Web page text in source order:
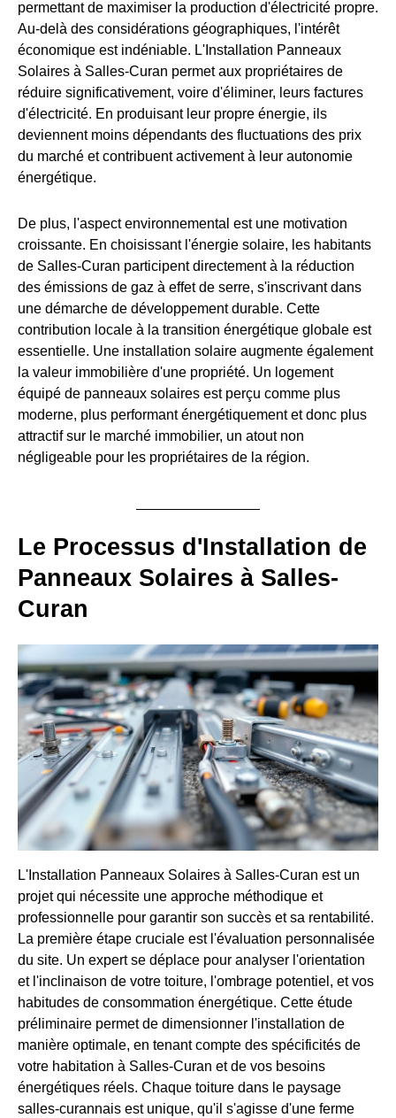
permettant de maximiser la production d'électricité propre.
Au-delà des considérations géographiques, l'intérêt
économique est indéniable. L'Installation Panneaux
Solaires à Salles-Curan permet aux propriétaires de
réduire significativement, voire d'éliminer, leurs factures
d'électricité. En produisant leur propre énergie, ils
deviennent moins dépendants des fluctuations des prix
du marché et contribuent activement à leur autonomie
énergétique.
De plus, l'aspect environnemental est une motivation
croissante. En choisissant l'énergie solaire, les habitants
de Salles-Curan participent directement à la réduction
des émissions de gaz à effet de serre, s'inscrivant dans
une démarche de développement durable. Cette
contribution locale à la transition énergétique globale est
essentielle. Une installation solaire augmente également
la valeur immobilière d'une propriété. Un logement
équipé de panneaux solaires est perçu comme plus
moderne, plus performant énergétiquement et donc plus
attractif sur le marché immobilier, un atout non
négligeable pour les propriétaires de la région.
Le Processus d'Installation de
Panneaux Solaires à Salles-
Curan
L'Installation Panneaux Solaires à Salles-Curan est un
projet qui nécessite une approche méthodique et
professionnelle pour garantir son succès et sa rentabilité.
La première étape cruciale est l'évaluation personnalisée
du site. Un expert se déplace pour analyser l'orientation
et l'inclinaison de votre toiture, l'ombrage potentiel, et vos
habitudes de consommation énergétique. Cette étude
préliminaire permet de dimensionner l'installation de
manière optimale, en tenant compte des spécificités de
votre habitation à Salles-Curan et de vos besoins
énergétiques réels. Chaque toiture dans le paysage
salles-curannais est unique, qu'il s'agisse d'une ferme